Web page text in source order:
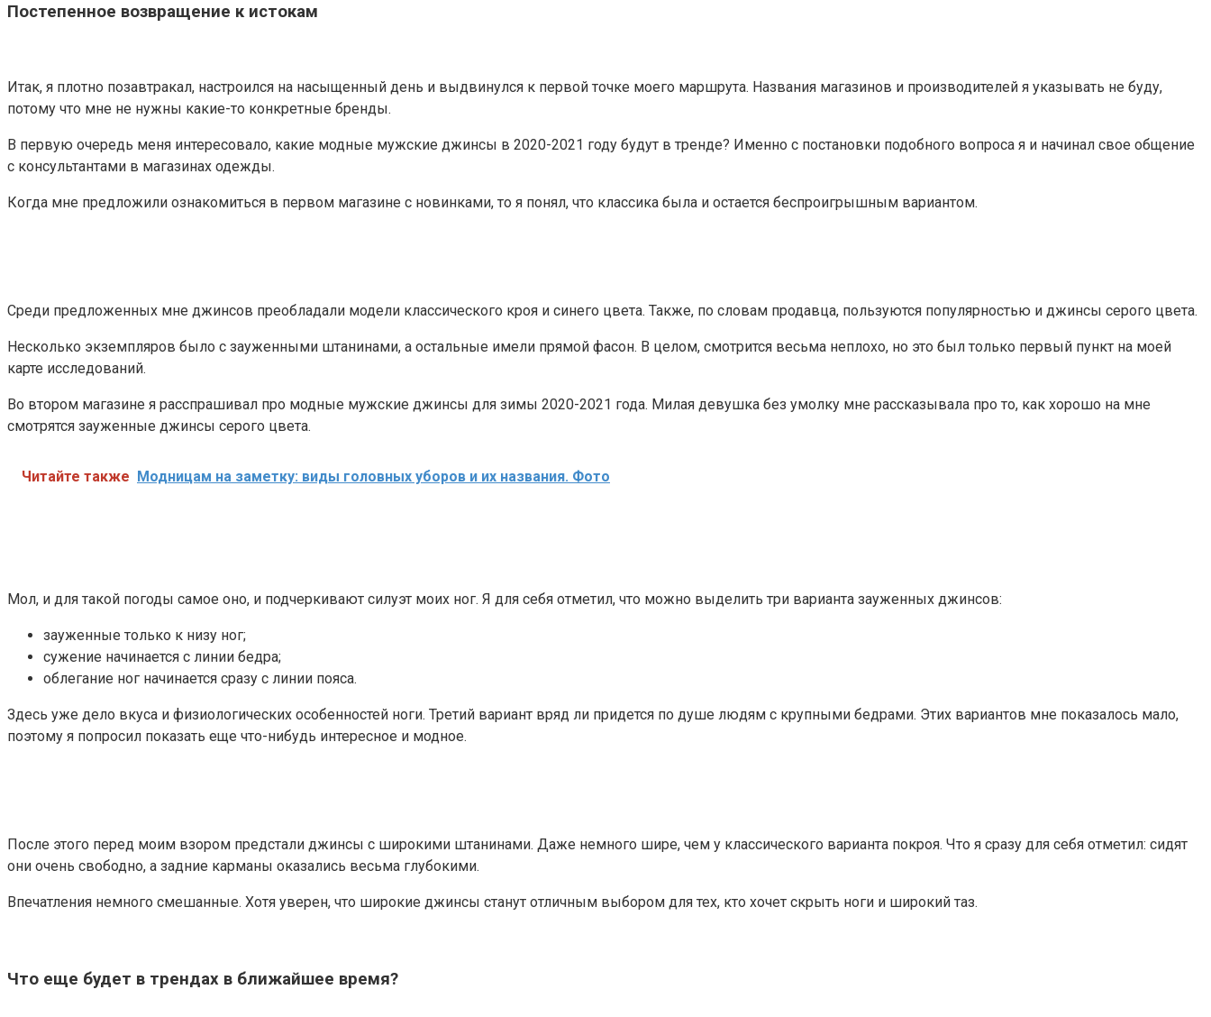
Постепенное возвращение к истокам
Итак, я плотно позавтракал, настроился на насыщенный день и выдвинулся к первой точке моего маршрута. Названия магазинов и производителей я указывать не буду,
потому что мне не нужны какие-то конкретные бренды.
В первую очередь меня интересовало, какие модные мужские джинсы в 2020-2021 году будут в тренде? Именно с постановки подобного вопроса я и начинал свое общение
с консультантами в магазинах одежды.
Когда мне предложили ознакомиться в первом магазине с новинками, то я понял, что классика была и остается беспроигрышным вариантом.
Среди предложенных мне джинсов преобладали модели классического кроя и синего цвета. Также, по словам продавца, пользуются популярностью и джинсы серого цвета.
Несколько экземпляров было с зауженными штанинами, а остальные имели прямой фасон. В целом, смотрится весьма неплохо, но это был только первый пункт на моей
карте исследований.
Во втором магазине я расспрашивал про модные мужские джинсы для зимы 2020-2021 года. Милая девушка без умолку мне рассказывала про то, как хорошо на мне
смотрятся зауженные джинсы серого цвета.
Читайте также Модницам на заметку: виды головных уборов и их названия. Фото
Мол, и для такой погоды самое оно, и подчеркивают силуэт моих ног. Я для себя отметил, что можно выделить три варианта зауженных джинсов:
зауженные только к низу ног;
сужение начинается с линии бедра;
облегание ног начинается сразу с линии пояса.
Здесь уже дело вкуса и физиологических особенностей ноги. Третий вариант вряд ли придется по душе людям с крупными бедрами. Этих вариантов мне показалось мало,
поэтому я попросил показать еще что-нибудь интересное и модное.
После этого перед моим взором предстали джинсы с широкими штанинами. Даже немного шире, чем у классического варианта покроя. Что я сразу для себя отметил: сидят
они очень свободно, а задние карманы оказались весьма глубокими.
Впечатления немного смешанные. Хотя уверен, что широкие джинсы станут отличным выбором для тех, кто хочет скрыть ноги и широкий таз.
Что еще будет в трендах в ближайшее время?